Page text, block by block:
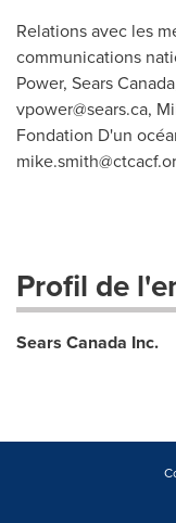
Relations avec les
communications
Power, Sears
vpower@sears.ca,
Fondation D'un
Profil de
Sears Canada Inc.